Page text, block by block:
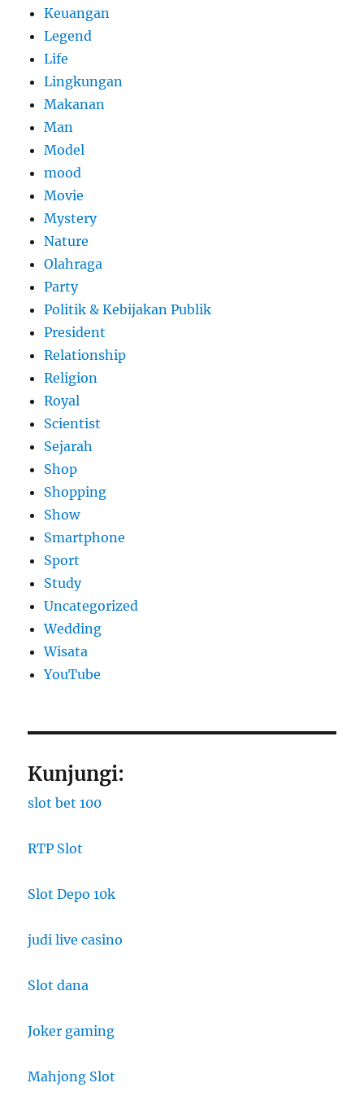
Keuangan
Legend
Life
Lingkungan
Makanan
Man
Model
mood
Movie
Mystery
Nature
Olahraga
Party
Politik & Kebijakan Publik
President
Relationship
Religion
Royal
Scientist
Sejarah
Shop
Shopping
Show
Smartphone
Sport
Study
Uncategorized
Wedding
Wisata
YouTube
Kunjungi:
slot bet 100
RTP Slot
Slot Depo 10k
judi live casino
Slot dana
Joker gaming
Mahjong Slot